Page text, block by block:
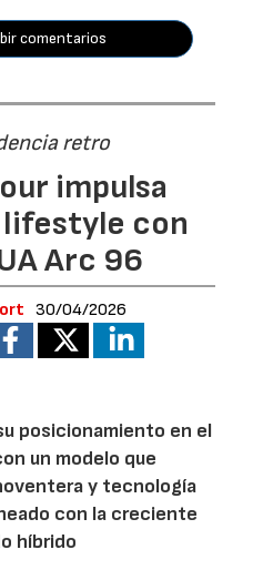
comentarios
retro
impulsa
lifestyle con
Arc 96
30/04/2026
posicionamiento en el
un modelo que
y tecnología
con la creciente
híbrido